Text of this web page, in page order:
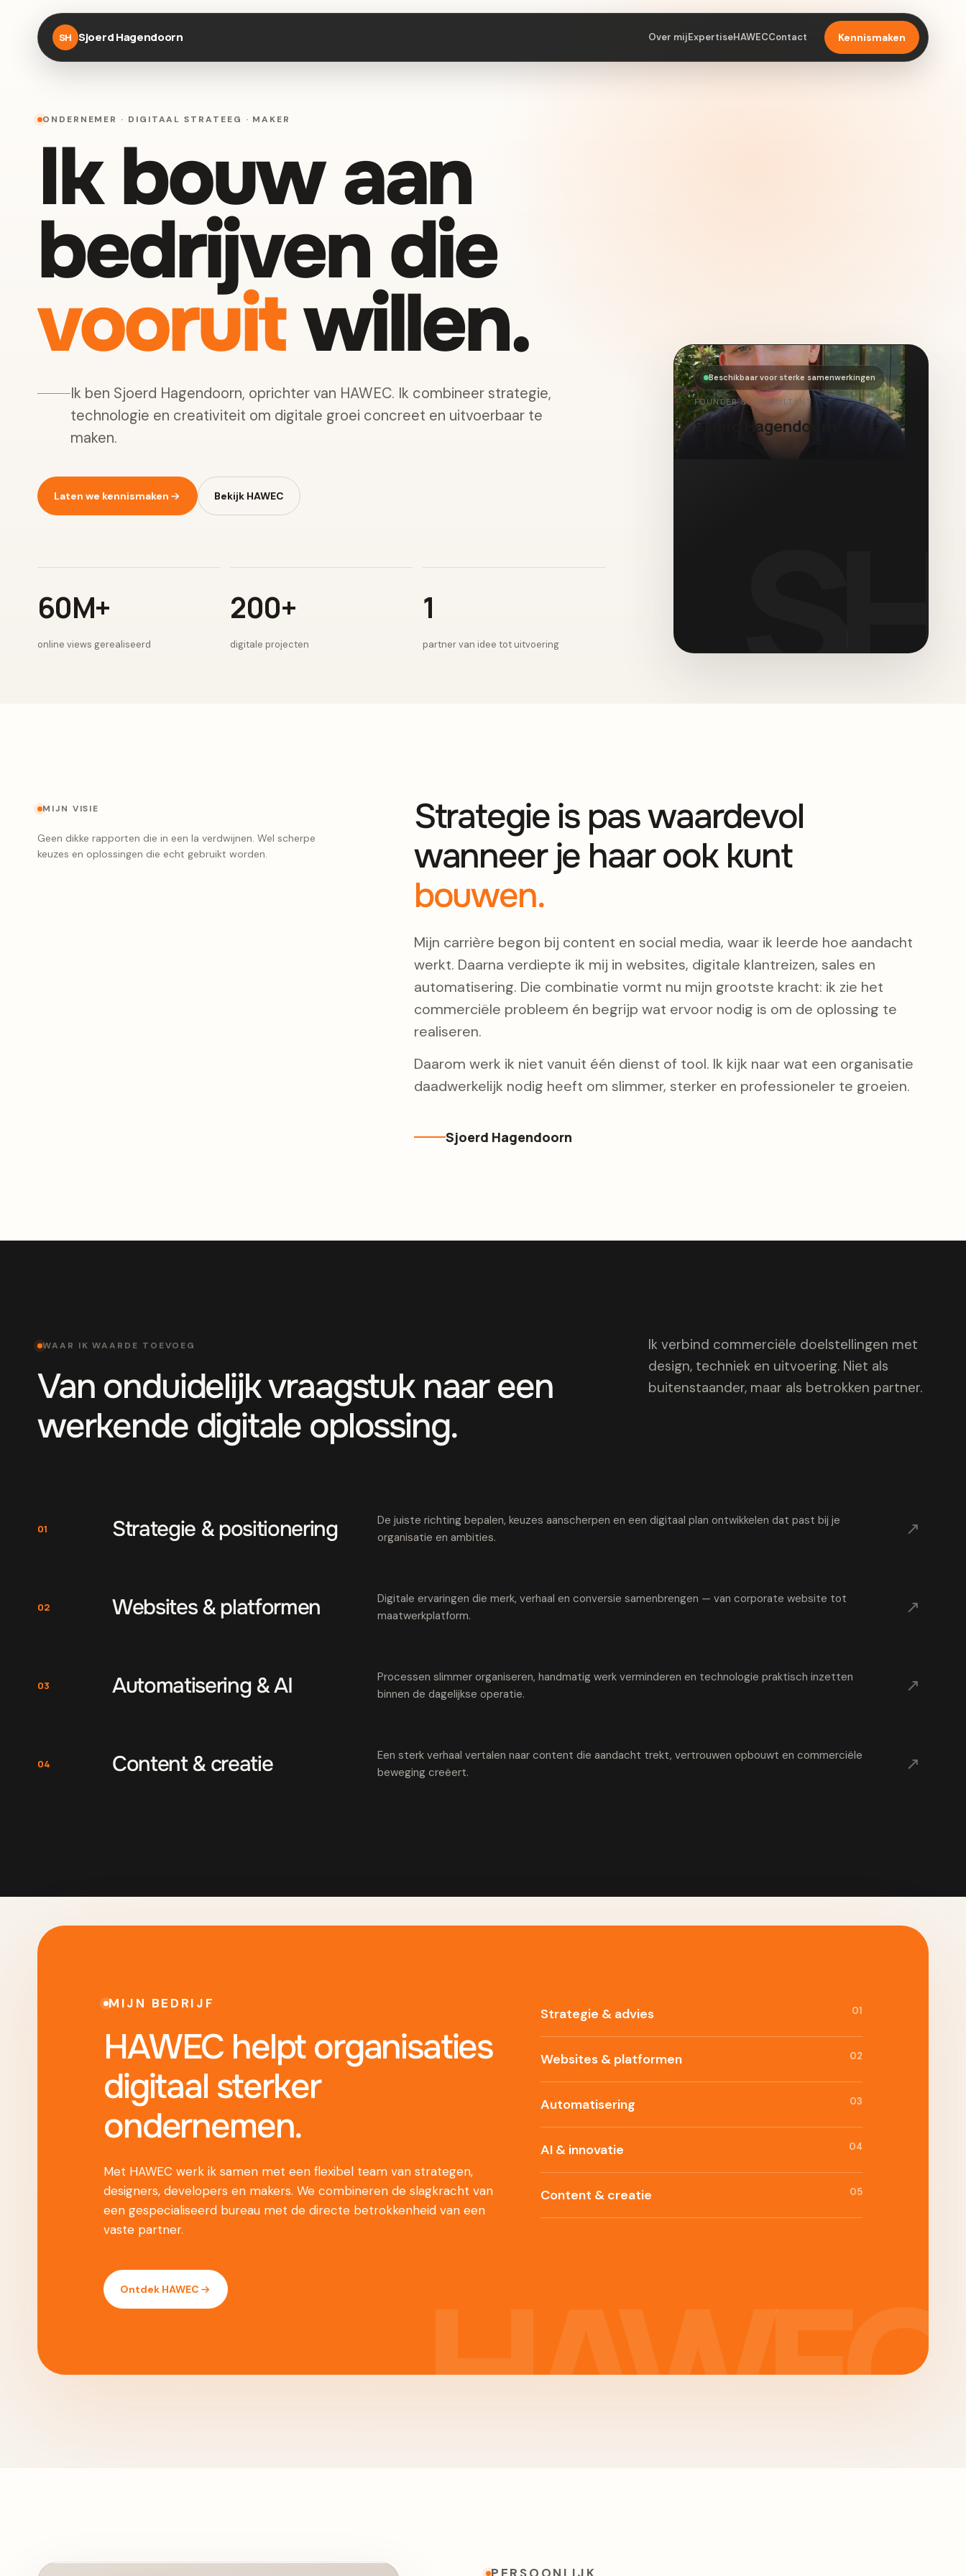
SH Sjoerd Hagendoorn Over mijExpertiseHAWECContact Kennismaken
ONDERNEMER · DIGITAAL STRATEEG · MAKER
Ik bouw aan
bedrijven die
vooruitwillen.
Ik ben Sjoerd Hagendoorn, oprichter van HAWEC. Ik combineer strategie,
technologie en creativiteit om digitale groei concreet en uitvoerbaar te
maken.
Laten we kennismaken Bekijk HAWEC
60M+
online views gerealiseerd
200+
digitale projecten
1
partner van idee tot uitvoering
Beschikbaar voor sterke samenwerkingen
FOUNDER & CONSULTANT
Sjoerd Hagendoorn
MIJN VISIE
Geen dikke rapporten die in een la verdwijnen. Wel scherpe
keuzes en oplossingen die echt gebruikt worden.
Strategie is pas waardevol
wanneer je haar ook kunt
bouwen.
Mijn carrière begon bij content en social media, waar ik leerde hoe aandacht
werkt. Daarna verdiepte ik mij in websites, digitale klantreizen, sales en
automatisering. Die combinatie vormt nu mijn grootste kracht: ik zie het
commerciële probleem én begrijp wat ervoor nodig is om de oplossing te
realiseren.
Daarom werk ik niet vanuit één dienst of tool. Ik kijk naar wat een organisatie
daadwerkelijk nodig heeft om slimmer, sterker en professioneler te groeien.
Sjoerd Hagendoorn
WAAR IK WAARDE TOEVOEG
Van onduidelijk vraagstuk naar een
werkende digitale oplossing.
Ik verbind commerciële doelstellingen met
design, techniek en uitvoering. Niet als
buitenstaander, maar als betrokken partner.
01 Strategie & positionering
De juiste richting bepalen, keuzes aanscherpen en een digitaal plan ontwikkelen dat past bij je
organisatie en ambities.
↗
02 Websites & platformen
Digitale ervaringen die merk, verhaal en conversie samenbrengen — van corporate website tot
maatwerkplatform.
↗
03 Automatisering & AI
Processen slimmer organiseren, handmatig werk verminderen en technologie praktisch inzetten
binnen de dagelijkse operatie.
↗
04 Content & creatie
Een sterk verhaal vertalen naar content die aandacht trekt, vertrouwen opbouwt en commerciële
beweging creëert.
↗
MIJN BEDRIJF
HAWEC helpt organisaties
digitaal sterker
ondernemen.
Met HAWEC werk ik samen met een flexibel team van strategen,
designers, developers en makers. We combineren de slagkracht van
een gespecialiseerd bureau met de directe betrokkenheid van een
vaste partner.
Ontdek HAWEC
Strategie & advies 01
Websites & platformen 02
Automatisering 03
AI & innovatie 04
Content & creatie 05